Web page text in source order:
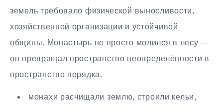
земель требовало физической выносливости,
хозяйственной организации и устойчивой
общины. Монастырь не просто молился в лесу —
он превращал пространство неопределённости в
пространство порядка.
монахи расчищали землю, строили кельи,